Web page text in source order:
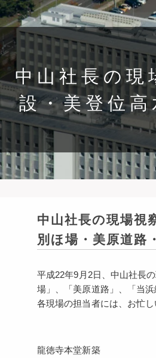
中山社長の
設・美登位
中山社長の現場視
別ほ場・美原道路
平成22年9月2日、中山社長
場」、「美原道路」、「当
各現場の担当者には、お忙
龍徳寺本堂新築